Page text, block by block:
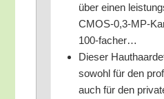
über einen
CMOS‑0,3‑MP-
100-facher…
Die­ser
sowohl für den
auch für den